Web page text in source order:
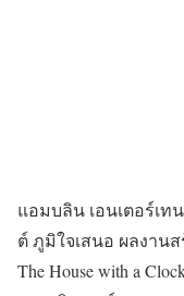
แอมบลิน เอนเตอร์เท
ต์ ภูมิใจเสนอ ผลงาน
The House with a